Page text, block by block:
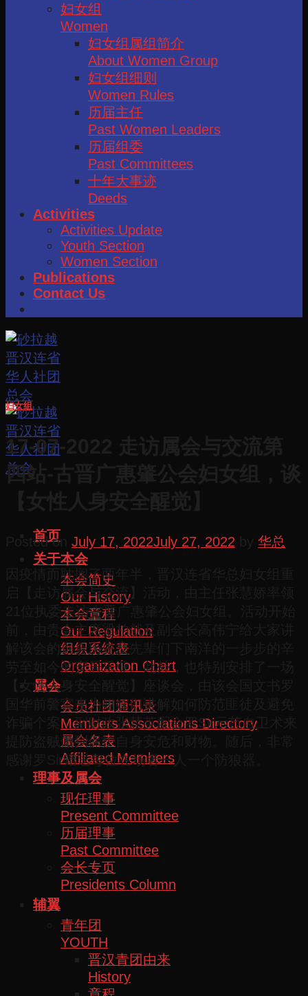
妇女组
Women
妇女组属组简介
About Women Group
妇女组细则
Women Rules
历届主任
Past Women Leaders
历届组委
Past Committees
十年大事迹
Deeds
Activities
Activities Update
Youth Section
Women Section
Publications
Contact Us
首页
关于本会
本会简史
Our History
本会章程
Our Regulation
组织系统表
Organization Chart
属会
会员社团通讯录
Members Associations Directory
属会名表
Affiliated Members
理事及属会
现任理事
Present Committee
历届理事
Past Committee
会长专页
Presidents Column
辅翼
青年团
YOUTH
晋汉青团由来
History
妇女组
17-07-2022 走访属会与交流第
四站-古晋广惠肇公会妇女组，谈
Posted on July 17, 2022July 27, 2022 华总
因疫情而耽搁了两年半，晋汉连省华总妇女组重
启【走访属会与交流】活动，由主任张慧娇率领
21位执委走访古晋广惠肇公会妇女组。活动开始
前，由贵会主席梁柏就及副会长高伟宁给大家讲
解该会的创会历史及先辈们下南洋的一步步的辛
劳至如今的安居乐业。此外，也特别安排了一场
【女性人身安全醒觉】座谈会，由该会国文书罗
国华前警官来为姐妹们讲解如何防范匪徒及避免
诈骗个案，副财政张慧英配合罗Sir示范自卫术来
提防盗贼做到保护自身安危和财物。随后，非常
感谢罗Sir赠送每位在场者一人一个防狼器。